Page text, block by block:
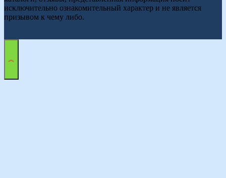
исключительно ознакомительный характер и не является
призывом к чему либо.